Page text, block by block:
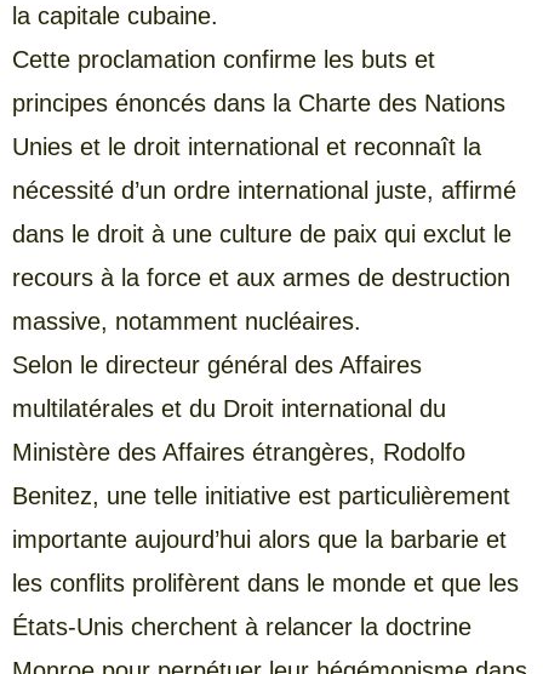
la capitale cubaine.
Cette proclamation confirme les buts et
principes énoncés dans la Charte des Nations
Unies et le droit international et reconnaît la
nécessité d’un ordre international juste, affirmé
dans le droit à une culture de paix qui exclut le
recours à la force et aux armes de destruction
massive, notamment nucléaires.
Selon le directeur général des Affaires
multilatérales et du Droit international du
Ministère des Affaires étrangères, Rodolfo
Benitez, une telle initiative est particulièrement
importante aujourd’hui alors que la barbarie et
les conflits prolifèrent dans le monde et que les
États-Unis cherchent à relancer la doctrine